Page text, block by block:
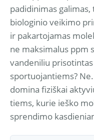
padidinimas
biologinio veikimo
ir pakartojamas
ne maksimalus ppm
vandeniliu
sportuojantiems?
domina fiziškai
tiems, kurie ieško
sprendimo